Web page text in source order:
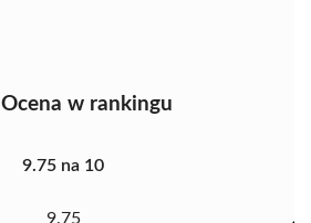
Ocena w rankingu
9.75 na 10
9.75